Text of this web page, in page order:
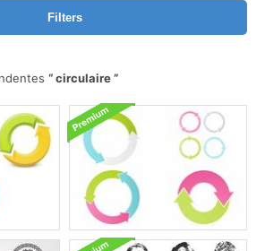
Filters
circulaire